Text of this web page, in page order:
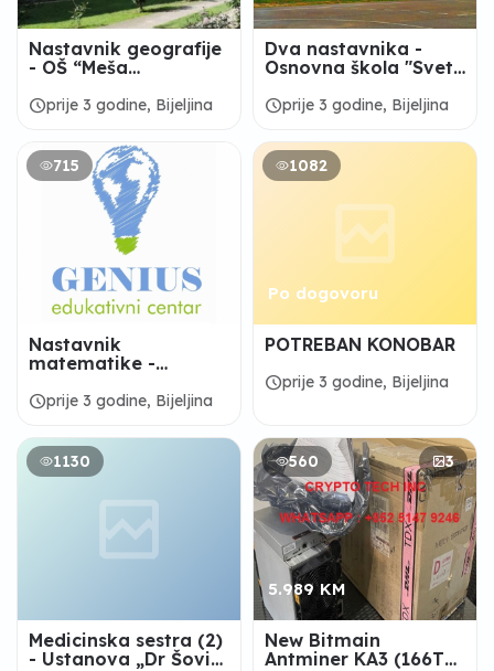
Nastavnik geografije
- OŠ “Meša
scheduleprije 3 godine, Bijeljina
Dva nastavnika -
Osnovna škola "Sveti
scheduleprije 3 godine, Bijeljina
715
Nastavnik
matematike -
"GENIUS"
scheduleprije 3 godine, Bijeljina
1082
Po dogovoru
POTREBAN KONOBAR
scheduleprije 3 godine, Bijeljina
1130
Medicinska sestra (2)
- Ustanova „Dr Šović-
560 3
5.989 KM
New Bitmain
Antminer KA3 (166Th)